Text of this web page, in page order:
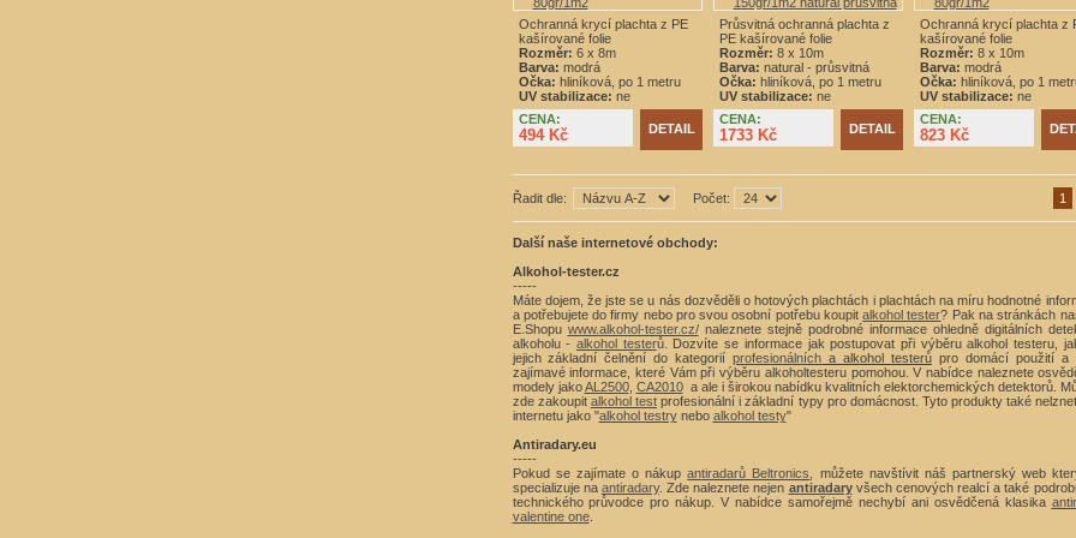
Ochranná krycí plachta z PE
kašírované folie
Rozměr: 6 x 8m
Barva: modrá
Očka: hliníková, po 1 metru
UV stabilizace: ne
Průsvitná ochranná plachta z
PE kašírované folie
Rozměr: 8 x 10m
Barva: natural - průsvitná
Očka: hliníková, po 1 metru
UV stabilizace: ne
Ochranná krycí plachta z
kašírované folie
Rozměr: 8 x 10m
Barva: modrá
Očka: hliníková, po 1
UV stabilizace: ne
CENA:
494 Kč DETAIL
CENA:
1733 Kč DETAIL
CENA:
823 Kč
Řadit dle: Počet: 1
Další naše internetové obchody:
Alkohol-tester.cz
-----
Máte dojem, že jste se u nás dozvěděli o hotových plachtách i plachtách na míru hodnotné
a potřebujete do firmy nebo pro svou osobní potřebu koupitalkohol tester? Pak na stránkách
E.Shopu www.alkohol-tester.cz/naleznete stejně podrobné informace ohledně digitálních
alkoholu - alkohol testerů. Dozvíte se informace jak postupovat při výběru alkohol testeru,
jejich základní čelnění do kategoriíprofesionálních a alkohol testerůpro domácí použití a
zajímavé informace, které Vám při výběru alkoholtesteru pomohou. V nabídce naleznete
modely jakoAL2500, CA2010a ale i širokou nabídku kvalitních elektorchemických detektorů.
zde zakoupit alkohol testprofesionální i základní typy pro domácnost. Tyto produkty také
internetu jako "alkohol testrynebo alkohol testy"
Antiradary.eu
-----
Pokud se zajímate o nákupantiradarů Beltronics
, můžete navštívit náš partnerský web
specializuje na antiradary. Zde naleznete nejen antiradaryvšech cenových realcí a také
technického průvodce pro nákup. V nabídce samořejmě nechybí ani osvědčená klasika
valentine one.